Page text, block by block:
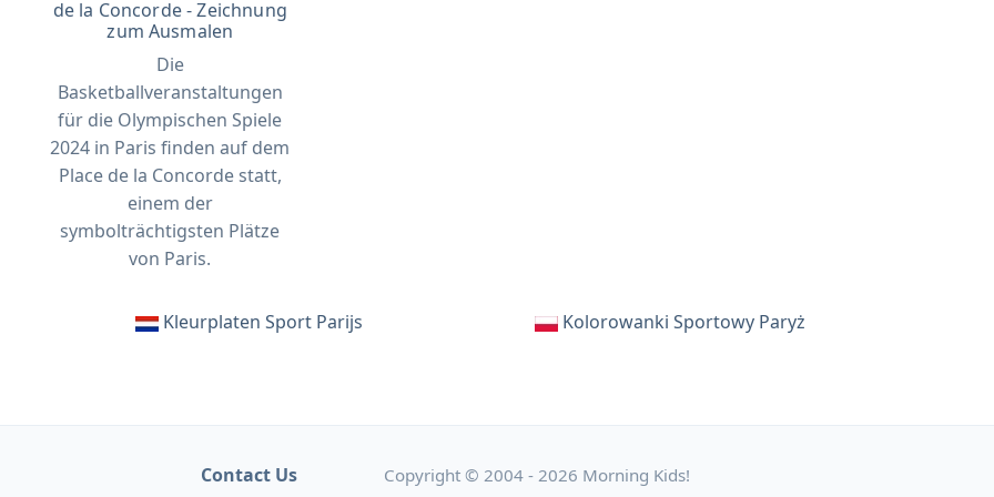
de la Concorde - Zeichnung
zum Ausmalen
Die
Basketballveranstaltungen
für die Olympischen Spiele
2024 in Paris finden auf dem
Place de la Concorde statt,
einem der
symbolträchtigsten Plätze
von Paris.
Kleurplaten Sport Parijs Kolorowanki Sportowy Paryż
Contact Us Copyright © 2004 - 2026 Morning Kids!